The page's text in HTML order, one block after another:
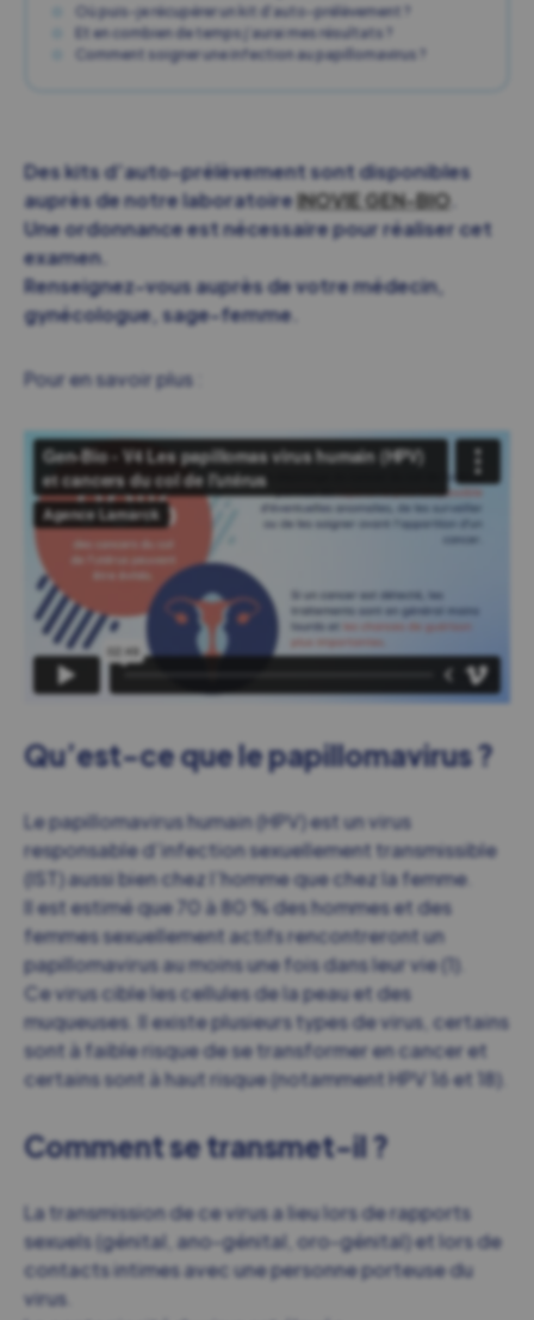
Où puis-je récupérer un kit d’auto-prélèvement ?
Et en combien de temps j’aurai mes résultats ?
Comment soigner une infection au papillomavirus ?
Des kits d’auto-prélèvement sont disponibles
auprès de notre laboratoireINOVIE GEN-BIO
Une ordonnance est nécessaire pour réaliser cet
examen.
Renseignez-vous auprès de votre médecin,
gynécologue, sage-femme.
Pour en savoir plus :
Qu’est-ce que le papillomavirus ?
Le papillomavirus humain (HPV) est un virus
responsable d’infection sexuellement transmissible
(IST) aussi bien chez l’homme que chez la femme.
Il est estimé que 70 à 80 % des hommes et des
femmes sexuellement actifs rencontreront un
papillomavirus au moins une fois dans leur vie (1).
Ce virus cible les cellules de la peau et des
muqueuses. Il existe plusieurs types de virus, certains
sont à faible risque de se transformer en cancer et
certains sont à haut risque (notamment HPV 16 et 18).
Comment se transmet-il ?
La transmission de ce virus a lieu lors de rapports
sexuels (génital, ano-génital, oro-génital) et lors de
contacts intimes avec une personne porteuse du
virus.